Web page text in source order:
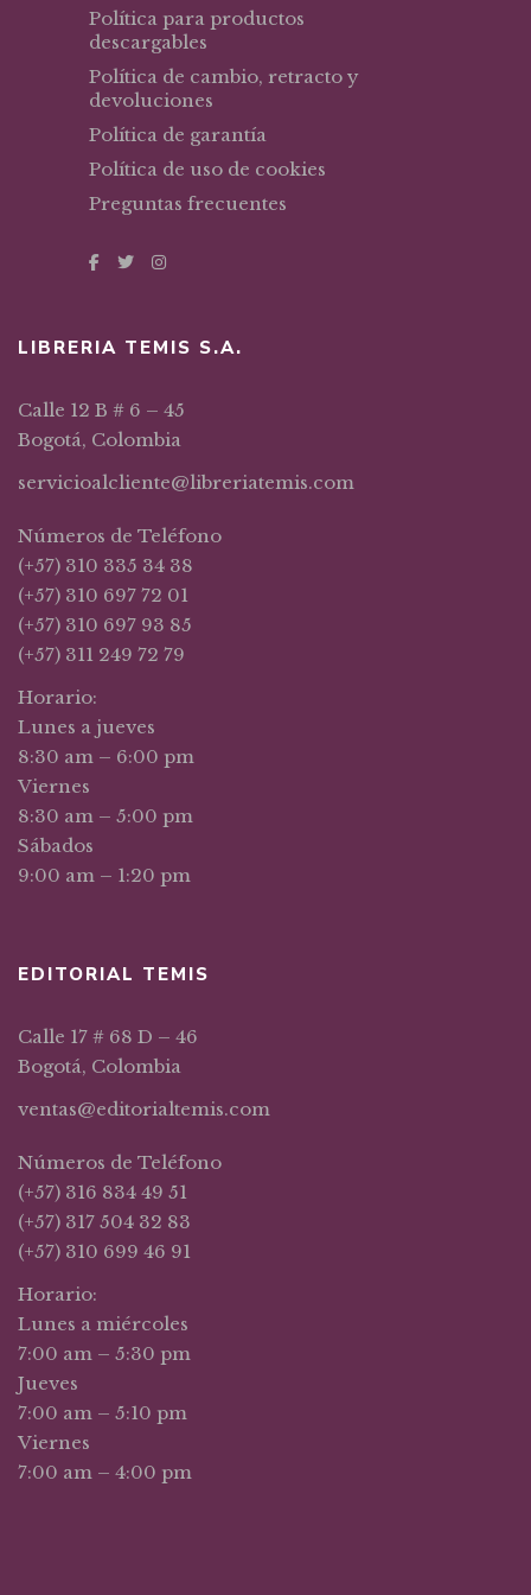
Política para productos
descargables
Política de cambio, retracto y
devoluciones
Política de garantía
Política de uso de cookies
Preguntas frecuentes
LIBRERIA TEMIS S.A.
Calle 12 B # 6 – 45
Bogotá, Colombia
servicioalcliente@libreriatemis.com
Números de Teléfono
(+57) 310 335 34 38
(+57) 310 697 72 01
(+57) 310 697 93 85
(+57) 311 249 72 79
Horario:
Lunes a jueves
8:30 am – 6:00 pm
Viernes
8:30 am – 5:00 pm
Sábados
9:00 am – 1:20 pm
EDITORIAL TEMIS
Calle 17 # 68 D – 46
Bogotá, Colombia
ventas@editorialtemis.com
Números de Teléfono
(+57) 316 834 49 51
(+57) 317 504 32 83
(+57) 310 699 46 91
Horario:
Lunes a miércoles
7:00 am – 5:30 pm
Jueves
7:00 am – 5:10 pm
Viernes
7:00 am – 4:00 pm